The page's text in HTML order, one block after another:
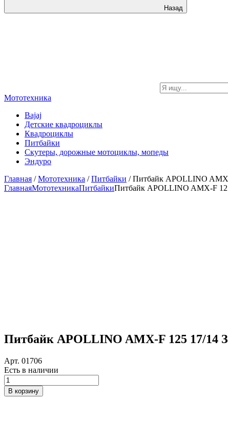
Назад
Мототехника
Bajaj
Детские квадроциклы
Квадроциклы
Питбайки
Скутеры, дорожные мотоциклы, мопеды
Эндуро
Главная /Мототехника /Питбайки / Питбайк APOLLINO
ГлавнаяМототехникаПитбайкиПитбайк APOLLINO AMX-F
Питбайк APOLLINO AMX-F 125 17/14
Арт. 01706
Есть в наличии
Количество
товара
Питбайк
В корзину